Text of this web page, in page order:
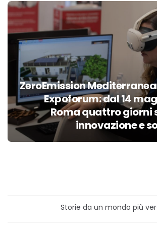
ZeroEmission
Expoforum: dal 14
Roma quattro giorni
innovazione e
Storie da un mondo più